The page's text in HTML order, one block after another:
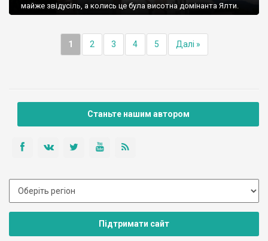
майже звідусіль, а колись це була висотна домінанта Ялти.
1 2 3 4 5 Далі »
Станьте нашим автором
Підтримати сайт